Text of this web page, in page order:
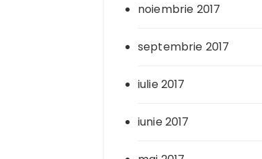
noiembrie 2017
septembrie 2017
iulie 2017
iunie 2017